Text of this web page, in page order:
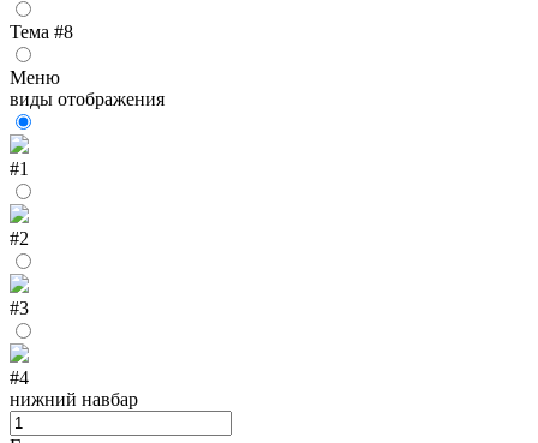
Тема #8
Меню
виды отображения
#1
#2
#3
#4
нижний навбар